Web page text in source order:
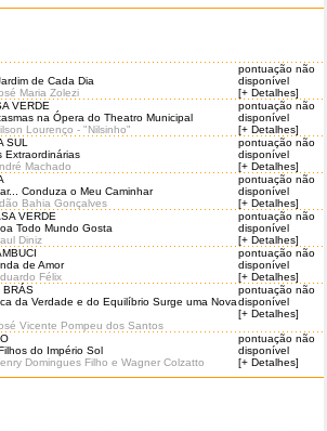
de Cada Dia
Maria Zolezi
pontuação não
disponível
[+ Detalhes]
VERDE
na Ópera do Theatro Municipal
Lourenço - "Nilsinho"
pontuação não
disponível
[+ Detalhes]
SUL
Extraordinárias
Machado
pontuação não
disponível
[+ Detalhes]
Conduza o Meu Caminhar
Bahia Gonçalves
pontuação não
disponível
[+ Detalhes]
VERDE
Todo Mundo Gosta
Diniz
pontuação não
disponível
[+ Detalhes]
de Amor
Félix
pontuação não
disponível
[+ Detalhes]
BRÁS
da Verdade e do Equilíbrio Surge uma Nova
Vicente Pompeu dos Santos
pontuação não
disponível
[+ Detalhes]
do Império Sol
Domingues Filho e Wagner Colzatto
pontuação não
disponível
[+ Detalhes]